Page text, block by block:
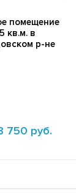
помещение
кв.м. в
р-не
750 руб.